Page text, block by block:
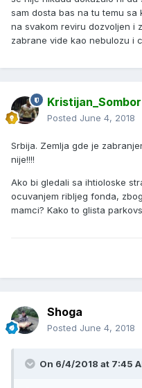
sam dosta bas na tu temu sa
na svakom reviru dozvoljen i
zabrane vide kao nebulozu i
Kristijan_Sombor
Posted June 4, 2018
Srbija. Zemlja gde je
nije!!!!
Ako bi gledali sa ihtioloske
ocuvanjem ribljeg fonda,
mamci? Kako to glista
Shoga
Posted June 4, 2018
On 6/4/2018 at 7:45